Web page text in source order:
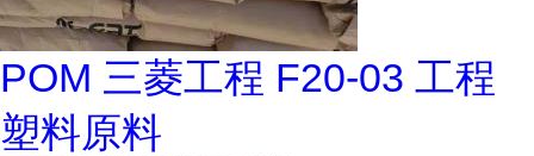
POM 三菱工程 F20-03 工程
塑料原料